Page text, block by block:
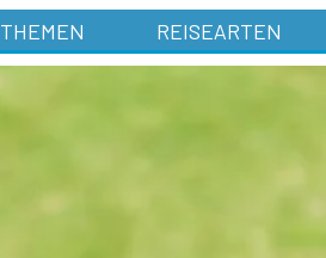
THEMEN REISEARTEN